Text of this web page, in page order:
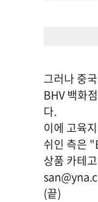
그러나 중
BHV 백화
다.
이에 고육
쉬인 측은
상품 카테
(끝)